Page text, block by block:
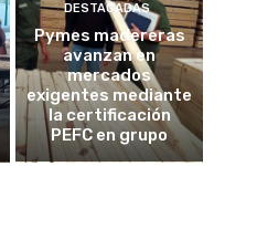
DESTACADAS
Pymes madereras
avanzan en
mercados
exigentes mediante
la certificación
PEFC en grupo